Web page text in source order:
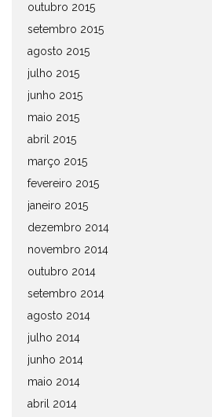
outubro 2015
setembro 2015
agosto 2015
julho 2015
junho 2015
maio 2015
abril 2015
março 2015
fevereiro 2015
janeiro 2015
dezembro 2014
novembro 2014
outubro 2014
setembro 2014
agosto 2014
julho 2014
junho 2014
maio 2014
abril 2014